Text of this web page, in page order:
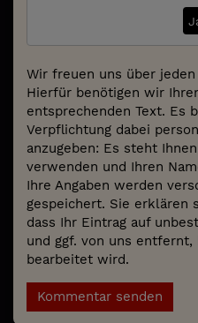
Wir freuen uns über
Hierfür benötigen wir
entsprechenden Text. Es
Verpflichtung dabei
anzugeben: Es steht
verwenden und Ihren
Ihre Angaben werden
gespeichert. Sie erklären
dass Ihr Eintrag auf
und ggf. von uns
bearbeitet wird.
Kommentar senden